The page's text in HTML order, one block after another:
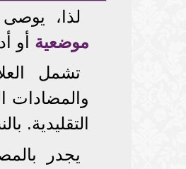
لذا،
موضعية أو
تشمل
والمضادات
التقليدية.
يجدر